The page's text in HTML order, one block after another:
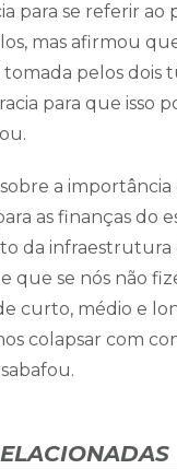
para se referir ao
mas afirmou
tomada pelos dois
para que isso
a
as finanças do
da infraestrutura
que se nós não
curto, médio e
colapsar com